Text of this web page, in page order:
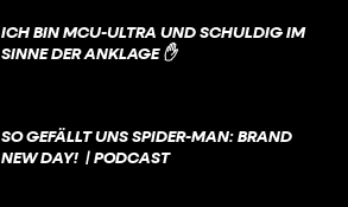
ICH BIN MCU-ULTRA UND SCHULDIG IM
SINNE DER ANKLAGE ✋
SO GEFÄLLT UNS SPIDER-MAN: BRAND
NEW DAY! | PODCAST